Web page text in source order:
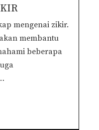
mengenai zikir.
membantu
beberapa